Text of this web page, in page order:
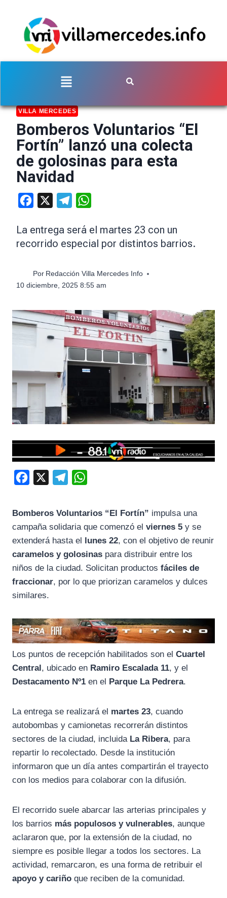
VILLA MERCEDES
Bomberos Voluntarios “El
Fortín” lanzó una colecta
de golosinas para esta
Navidad
Facebook Telegram
La entrega será el martes 23 con un
recorrido especial por distintos barrios.
Por Redacción Villa Mercedes Info
10 diciembre, 2025 8:55 am
b
o
o
k
g
r
a
m
s
A
p
p
Bomberos Voluntarios “El Fortín” impulsa una
campaña solidaria que comenzó el viernes 5 y se
extenderá hasta el lunes 22, con el objetivo de reunir
caramelos y golosinas para distribuir entre los
niños de la ciudad. Solicitan productos fáciles de
fraccionar, por lo que priorizan caramelos y dulces
similares.
Los puntos de recepción habilitados son el Cuartel
Central, ubicado en Ramiro Escalada 11, y el
Destacamento Nº1 en el Parque La Pedrera.
La entrega se realizará el martes 23, cuando
autobombas y camionetas recorrerán distintos
sectores de la ciudad, incluida La Ribera, para
repartir lo recolectado. Desde la institución
informaron que un día antes compartirán el trayecto
con los medios para colaborar con la difusión.
El recorrido suele abarcar las arterias principales y
los barrios más populosos y vulnerables, aunque
aclararon que, por la extensión de la ciudad, no
siempre es posible llegar a todos los sectores. La
actividad, remarcaron, es una forma de retribuir el
apoyo y cariño que reciben de la comunidad.